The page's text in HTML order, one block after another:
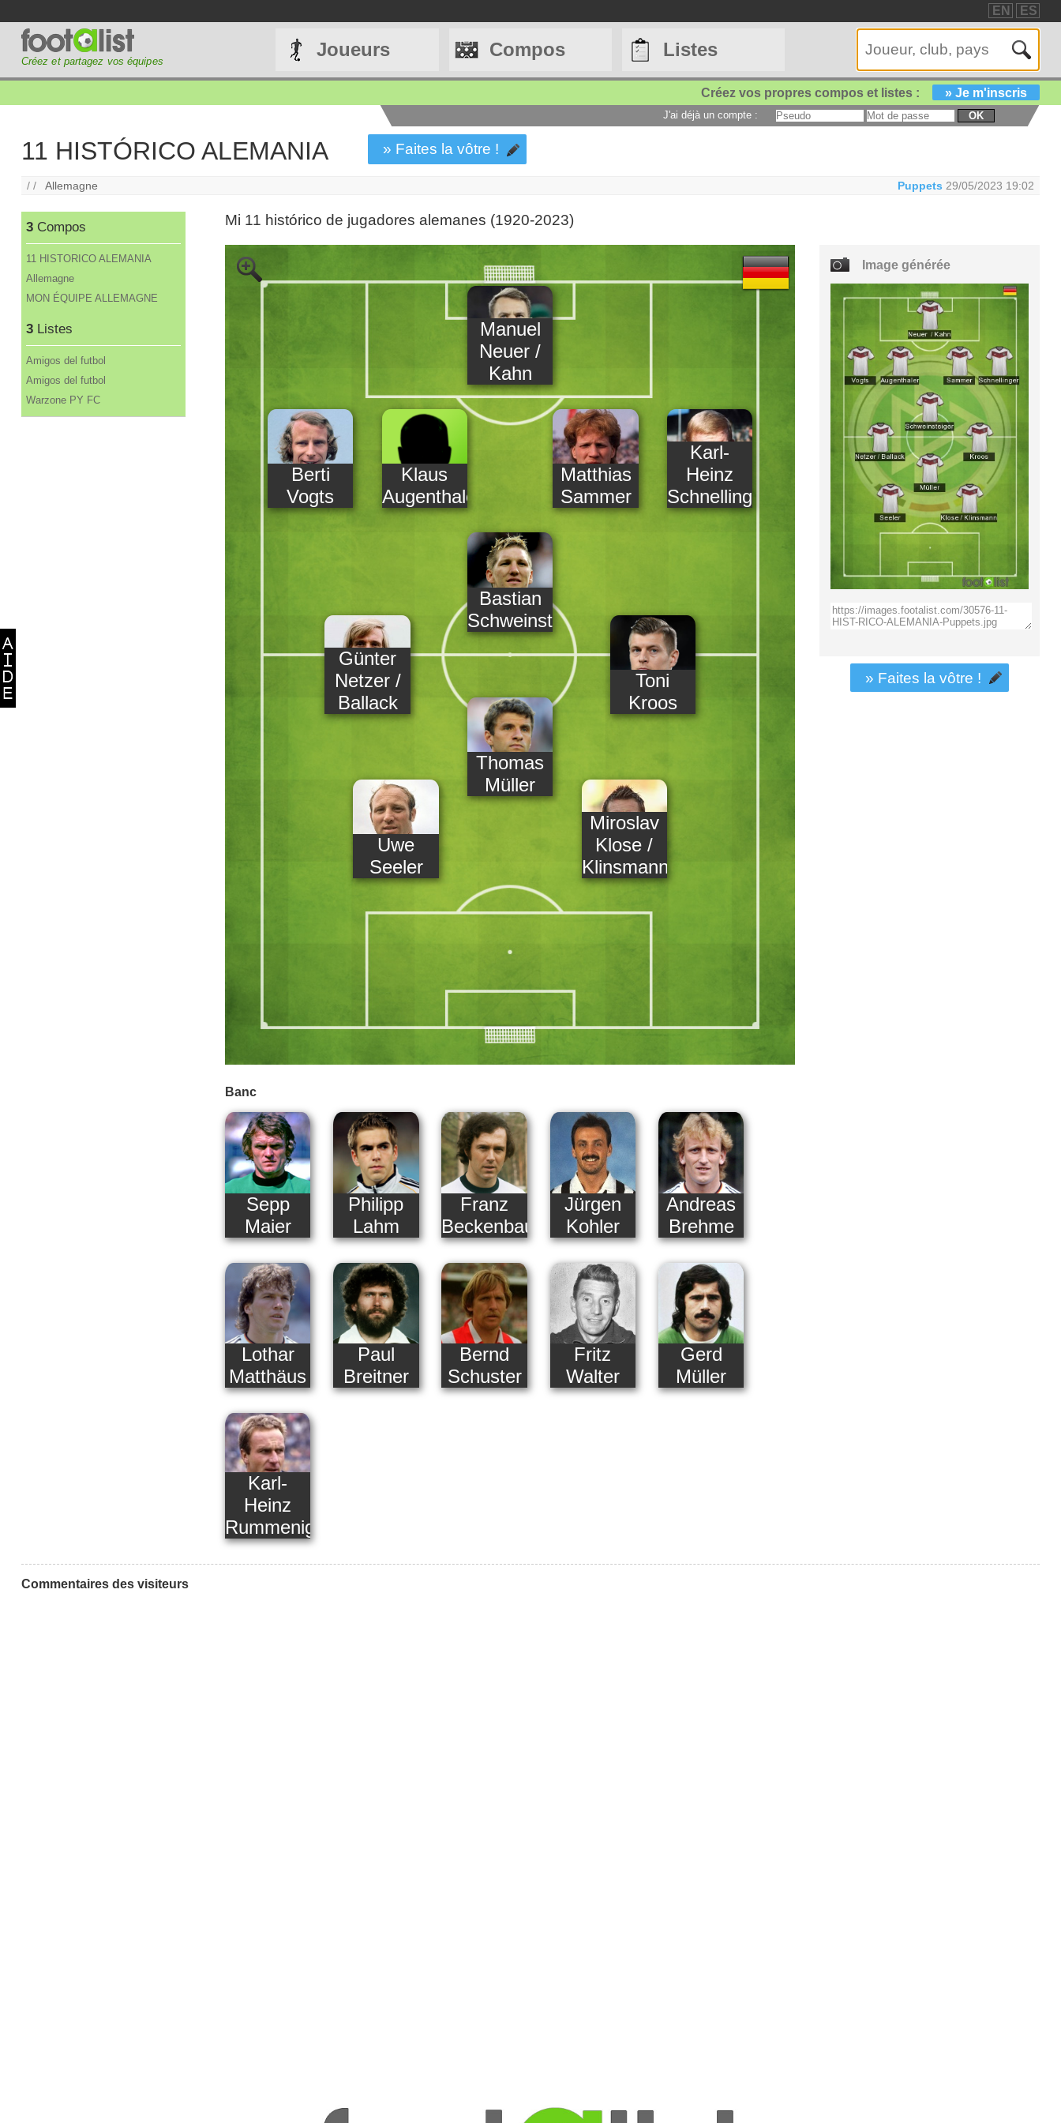
EN ES
Créez et partagez vos équipes
Joueurs Compos Listes
Créez vos propres compos et listes : » Je m'inscris
J'ai déjà un compte : OK
11 HISTÓRICO ALEMANIA » Faites la vôtre !
/ /Allemagne Puppets 29/05/2023 19:02
3 Compos
11 HISTORICO ALEMANIA
Allemagne
MON ÉQUIPE ALLEMAGNE
3 Listes
Amigos del futbol
Amigos del futbol
Warzone PY FC
Mi 11 histórico de jugadores alemanes (1920-2023)
Manuel
Neuer /
Kahn
Berti
Vogts
Klaus
Augenthaler
Matthias
Sammer
Karl-
Heinz
Schnellinger
Bastian
Schweinsteiger
Günter
Netzer /
Ballack
Toni
Kroos
Thomas
Müller
Uwe
Seeler
Miroslav
Klose /
Klinsmann
Banc
Sepp
Maier
Philipp
Lahm
Franz
Beckenbauer
Jürgen
Kohler
Andreas
Brehme
Lothar
Matthäus
Paul
Breitner
Bernd
Schuster
Fritz
Walter
Gerd
Müller
Karl-
Heinz
Rummenigge
Image générée
» Faites la vôtre !
Commentaires des visiteurs